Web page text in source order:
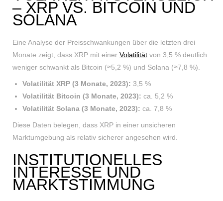
– XRP VS. BITCOIN UND
SOLANA
Eine Analyse der Preisschwankungen über die letzten drei
Monate zeigt, dass XRP mit einer Volatilität von 3,5 % deutlich
weniger schwankt als Bitcoin (≈5,2 %) und Solana (≈7,8 %).
Volatilität XRP (3 Monate, 2023): 3,5 %
Volatilität Bitcoin (3 Monate, 2023): ca. 5,2 %
Volatilität Solana (3 Monate, 2023): ca. 7,8 %
Diese Daten belegen, dass XRP in einer unsicheren
Marktumgebung als relativ sicherer angesehen wird.
INSTITUTIONELLES
INTERESSE UND
MARKTSTIMMUNG